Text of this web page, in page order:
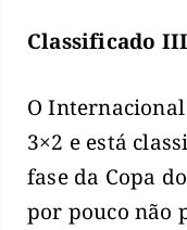
Classificado III
O
3×2 e está
fase da Copa
por pouco não